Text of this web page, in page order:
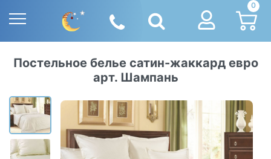
0
Постельное белье сатин-жаккард евро
арт. Шампань